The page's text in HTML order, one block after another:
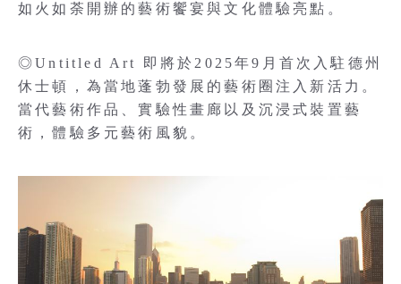
如火如荼開辦的藝術饗宴與文化體驗亮點。
◎Untitled Art 即將於2025年9月首次入駐德州
休士頓，為當地蓬勃發展的藝術圈注入新活力。
當代藝術作品、實驗性畫廊以及沉浸式裝置藝
術，體驗多元藝術風貌。